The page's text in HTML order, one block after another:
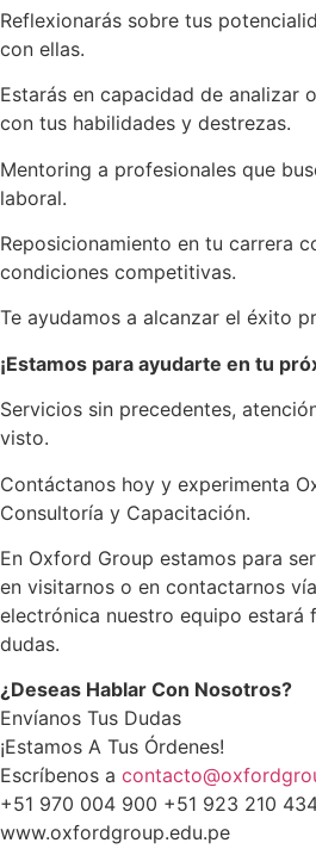
Reflexionarás sobre tus
con ellas.
Estarás en capacidad de analizar
con tus habilidades y destrezas.
Mentoring a profesionales que
laboral.
Reposicionamiento en tu carrera
condiciones competitivas.
Te ayudamos a alcanzar el éxito
¡Estamos para ayudarte en tu
Servicios sin precedentes,
visto.
Contáctanos hoy y experimenta
Consultoría y Capacitación.
En Oxford Group estamos para
en visitarnos o en contactarnos
electrónica nuestro equipo estará
dudas.
¿Deseas Hablar Con Nosotros?
Envíanos Tus Dudas
¡Estamos A Tus Órdenes!
Escríbenos a
+51 970 004 900 +51 923 210
www.oxfordgroup.edu.pe